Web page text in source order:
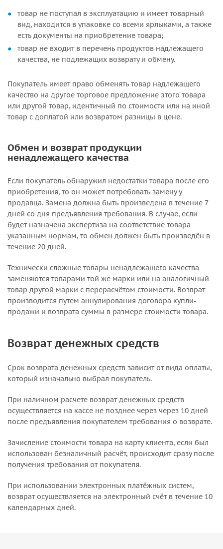
товар не поступал в эксплуатацию и имеет товарный
вид, находится в упаковке со всеми ярлыками, а также
есть документы на приобретение товара;
товар не входит в перечень продуктов надлежащего
качества, не подлежащих возврату и обмену.
Покупатель имеет право обменять товар надлежащего
качество на другое торговое предложение этого товара
или другой товар, идентичный по стоимости или на иной
товар с доплатой или возвратом разницы в цене.
Обмен и возврат продукции
ненадлежащего качества
Если покупатель обнаружил недостатки товара после его
приобретения, то он может потребовать замену у
продавца. Замена должна быть произведена в течение 7
дней со дня предъявления требования. В случае, если
будет назначена экспертиза на соответствие товара
указанным нормам, то обмен должен быть произведён в
течение 20 дней.
Технически сложные товары ненадлежащего качества
заменяются товарами той же марки или на аналогичный
товар другой марки с перерасчётом стоимости. Возврат
производится путем аннулирования договора купли-
продажи и возврата суммы в размере стоимости товара.
Возврат денежных средств
Срок возврата денежных средств зависит от вида оплаты,
который изначально выбрал покупатель.
При наличном расчете возврат денежных средств
осуществляется на кассе не позднее через через 10 дней
после предъявления покупателем требования о возврате.
Зачисление стоимости товара на карту клиента, если был
использован безналичный расчёт, происходит сразу после
получения требования от покупателя.
При использовании электронных платёжных систем,
возврат осуществляется на электронный счёт в течение 10
календарных дней.